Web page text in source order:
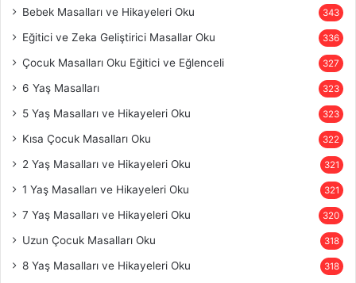
Bebek Masalları ve Hikayeleri Oku 343
Eğitici ve Zeka Geliştirici Masallar Oku 336
Çocuk Masalları Oku Eğitici ve Eğlenceli 327
6 Yaş Masalları 323
5 Yaş Masalları ve Hikayeleri Oku 323
Kısa Çocuk Masalları Oku 322
2 Yaş Masalları ve Hikayeleri Oku 321
1 Yaş Masalları ve Hikayeleri Oku 321
7 Yaş Masalları ve Hikayeleri Oku 320
Uzun Çocuk Masalları Oku 318
8 Yaş Masalları ve Hikayeleri Oku 318